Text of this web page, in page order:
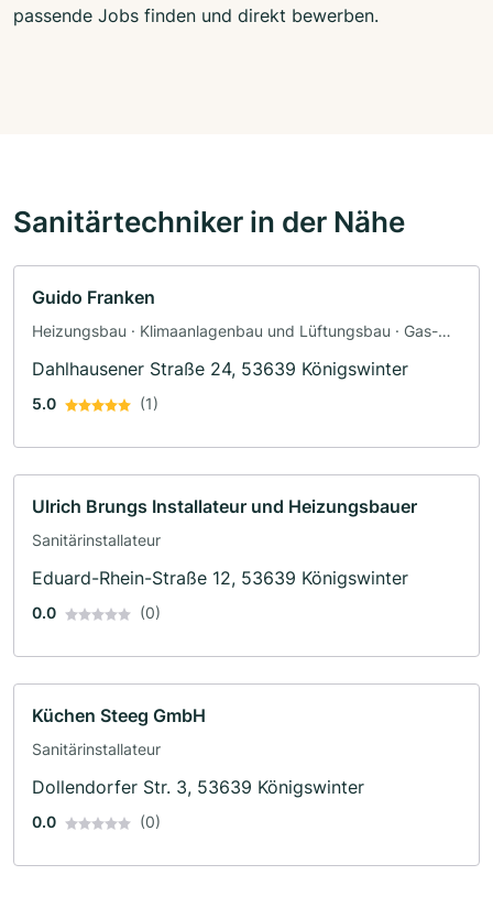
passende Jobs finden und direkt bewerben.
Sanitärtechniker in der Nähe
Guido Franken
Heizungsbau · Klimaanlagenbau und Lüftungsbau · Gas-
Dahlhausener Straße 24, 53639 Königswinter
5.0 (1)
Ulrich Brungs Installateur und Heizungsbauer
Sanitärinstallateur
Eduard-Rhein-Straße 12, 53639 Königswinter
0.0 (0)
Küchen Steeg GmbH
Sanitärinstallateur
Dollendorfer Str. 3, 53639 Königswinter
0.0 (0)